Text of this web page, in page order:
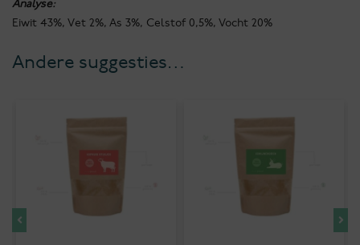
Analyse:
Eiwit 43%, Vet 2%, As 3%, Celstof 0,5%, Vocht 20%
Andere suggesties…